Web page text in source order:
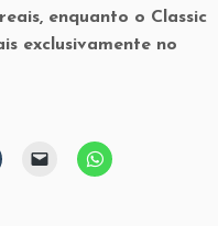
enquanto o Classic
exclusivamente no